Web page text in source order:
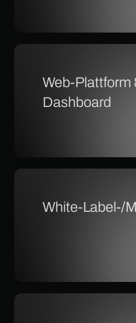
Web-Plattform
Dashboard
White-Label-/